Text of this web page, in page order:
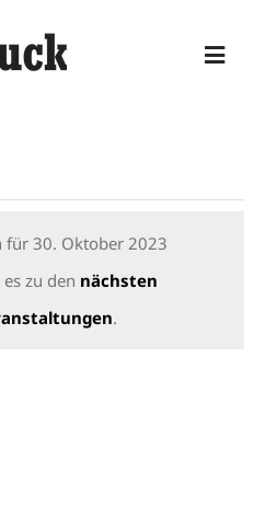
SERVICES
für 30. Oktober 2023
zu den nächsten
.